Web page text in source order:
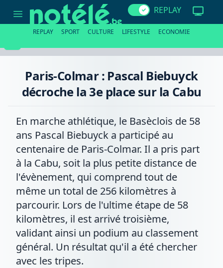
Colmar
la
REPLAY
REPLAY SPORT CULTURE LIFESTYLE ECONOMIE
Paris-Colmar : Pascal Biebuyck
décroche la 3e place sur la Cabu
En marche athlétique, le Basèclois de 58
ans Pascal Biebuyck a participé au
centenaire de Paris-Colmar. Il a pris part
à la Cabu, soit la plus petite distance de
l'évènement, qui comprend tout de
même un total de 256 kilomètres à
parcourir. Lors de l'ultime étape de 58
kilomètres, il est arrivé troisième,
validant ainsi un podium au classement
général. Un résultat qu'il a été chercher
avec les tripes.